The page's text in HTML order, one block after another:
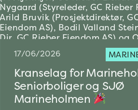
17/06/2026
Kranselag for
Seniorboliger og SJØ
Marineholmen